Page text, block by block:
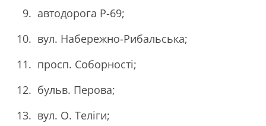
автодорога Р-69;
вул. Набережно-Рибальська;
просп. Соборності;
бульв. Перова;
вул. О. Теліги;